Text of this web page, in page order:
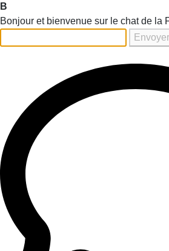
B
Bonjour et bienvenue sur le chat de la
Envoyer